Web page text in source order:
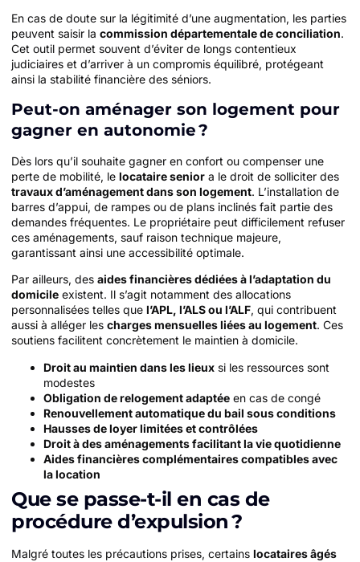
En cas de doute sur la légitimité d’une augmentation, les parties
peuvent saisir la commission départementale de conciliation.
Cet outil permet souvent d’éviter de longs contentieux
judiciaires et d’arriver à un compromis équilibré, protégeant
ainsi la stabilité financière des séniors.
Peut-on aménager son logement pour
gagner en autonomie ?
Dès lors qu’il souhaite gagner en confort ou compenser une
perte de mobilité, le locataire senior a le droit de solliciter des
travaux d’aménagement dans son logement. L’installation de
barres d’appui, de rampes ou de plans inclinés fait partie des
demandes fréquentes. Le propriétaire peut difficilement refuser
ces aménagements, sauf raison technique majeure,
garantissant ainsi une accessibilité optimale.
Par ailleurs, des aides financières dédiées à l’adaptation du
domicile existent. Il s’agit notamment des allocations
personnalisées telles que l’APL, l’ALS ou l’ALF, qui contribuent
aussi à alléger les charges mensuelles liées au logement. Ces
soutiens facilitent concrètement le maintien à domicile.
Droit au maintien dans les lieux si les ressources sont
modestes
Obligation de relogement adaptée en cas de congé
Renouvellement automatique du bail sous conditions
Hausses de loyer limitées et contrôlées
Droit à des aménagements facilitant la vie quotidienne
Aides financières complémentaires compatibles avec
la location
Que se passe-t-il en cas de
procédure d’expulsion ?
Malgré toutes les précautions prises, certains locataires âgés